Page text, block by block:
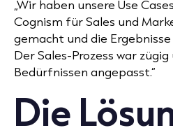
„Wir haben unsere Use
Cognism für Sales und
gemacht und die
Der Sales-Prozess war
Bedürfnissen angepasst.“
Die